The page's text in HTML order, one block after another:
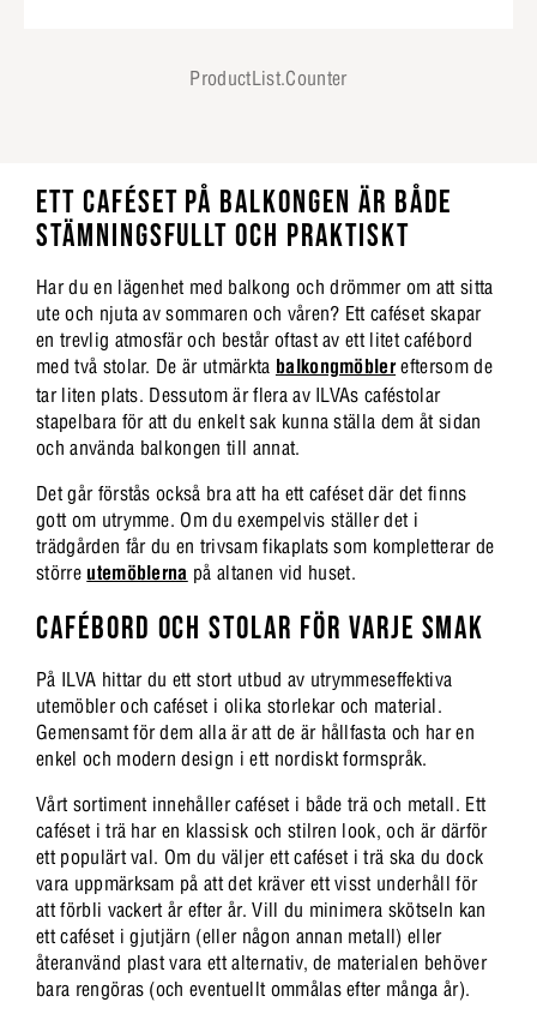
ProductList.Counter
ETT CAFÉSET PÅ BALKONGEN ÄR BÅDE
STÄMNINGSFULLT OCH PRAKTISKT
Har du en lägenhet med balkong och drömmer om att sitta
ute och njuta av sommaren och våren? Ett caféset skapar
en trevlig atmosfär och består oftast av ett litet cafébord
med två stolar. De är utmärkta balkongmöblereftersom de
tar liten plats. Dessutom är flera av ILVAs caféstolar
stapelbara för att du enkelt sak kunna ställa dem åt sidan
och använda balkongen till annat.
Det går förstås också bra att ha ett caféset där det finns
gott om utrymme. Om du exempelvis ställer det i
trädgården får du en trivsam fikaplats som kompletterar de
större utemöblerna på altanen vid huset.
CAFÉBORD OCH STOLAR FÖR VARJE SMAK
På ILVA hittar du ett stort utbud av utrymmeseffektiva
utemöbler och caféset i olika storlekar och material.
Gemensamt för dem alla är att de är hållfasta och har en
enkel och modern design i ett nordiskt formspråk.
Vårt sortiment innehåller caféset i både trä och metall. Ett
caféset i trä har en klassisk och stilren look, och är därför
ett populärt val. Om du väljer ett caféset i trä ska du dock
vara uppmärksam på att det kräver ett visst underhåll för
att förbli vackert år efter år. Vill du minimera skötseln kan
ett caféset i gjutjärn (eller någon annan metall) eller
återanvänd plast vara ett alternativ, de materialen behöver
bara rengöras (och eventuellt ommålas efter många år).